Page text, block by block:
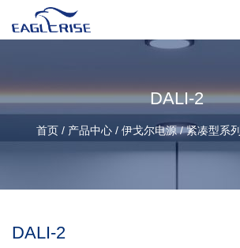
首页
产品中心
新闻中心
DALI-2
首页 / 产品中心 / 伊戈尔电源 / 紧凑型系列
DALI-2